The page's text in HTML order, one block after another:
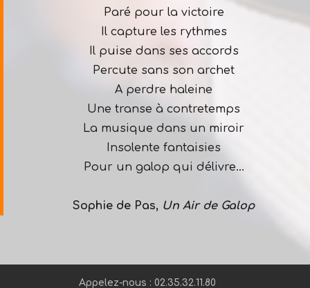
Paré pour la victoire
Il capture les rythmes
Il puise dans ses accords
Percute sans son archet
A perdre haleine
Une transe à contretemps
La musique dans un miroir
Insolente fantaisies
Pour un galop qui délivre…
Sophie de Pas, Un Air de Galop
Appelez-nous : 02.35.32.11.80